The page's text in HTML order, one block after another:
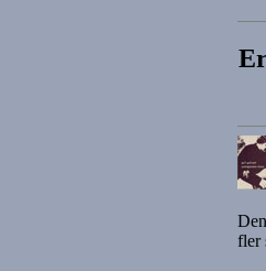
fler